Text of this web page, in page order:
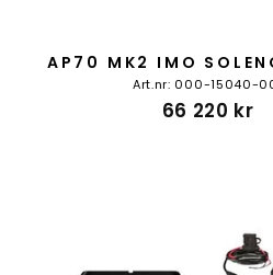
AP70 MK2 IMO
Art.nr: 000-15040-
66 220 kr